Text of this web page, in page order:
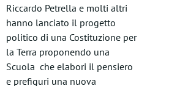
Riccardo Petrella e molti altri
hanno lanciato il progetto
politico di una Costituzione per
la Terra proponendo una
Scuola che elabori il pensiero
e prefiguri una nuova